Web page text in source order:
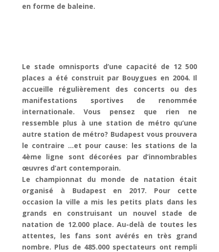
en forme de baleine.
Le stade omnisports d’une capacité de 12 500
places a été construit par Bouygues en 2004. Il
accueille régulièrement des concerts ou des
manifestations sportives de renommée
internationale. Vous pensez que rien ne
ressemble plus à une station de métro qu’une
autre station de métro? Budapest vous prouvera
le contraire …et pour cause: les stations de la
4ème ligne sont décorées par d’innombrables
œuvres d’art contemporain.
Le championnat du monde de natation était
organisé à Budapest en 2017. Pour cette
occasion la ville a mis les petits plats dans les
grands en construisant un nouvel stade de
natation de 12.000 place. Au-delà de toutes les
attentes, les fans sont avérés en très grand
nombre. Plus de 485.000 spectateurs ont rempli